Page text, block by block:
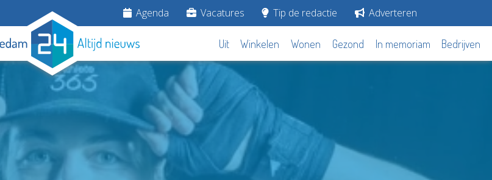
Agenda Vacatures Tip de redactie Adverteren
Uit Winkelen Wonen Gezond In memoriam Bedrijven